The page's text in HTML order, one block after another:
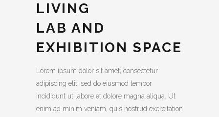
LIVING
LAB AND
EXHIBITION SPACE
Lorem ipsum dolor sit amet, consectetur
adipiscing elit, sed do eiusmod tempor
incididunt ut labore et dolore magna aliqua. Ut
enim ad minim veniam, quis nostrud exercitation